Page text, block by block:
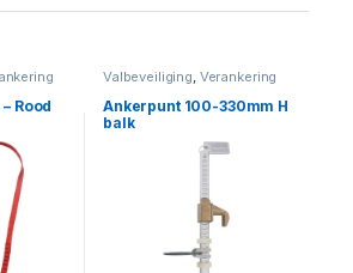
Rood
Valbeveiliging Verankering
Ankerpunt 100-330mm H
balk